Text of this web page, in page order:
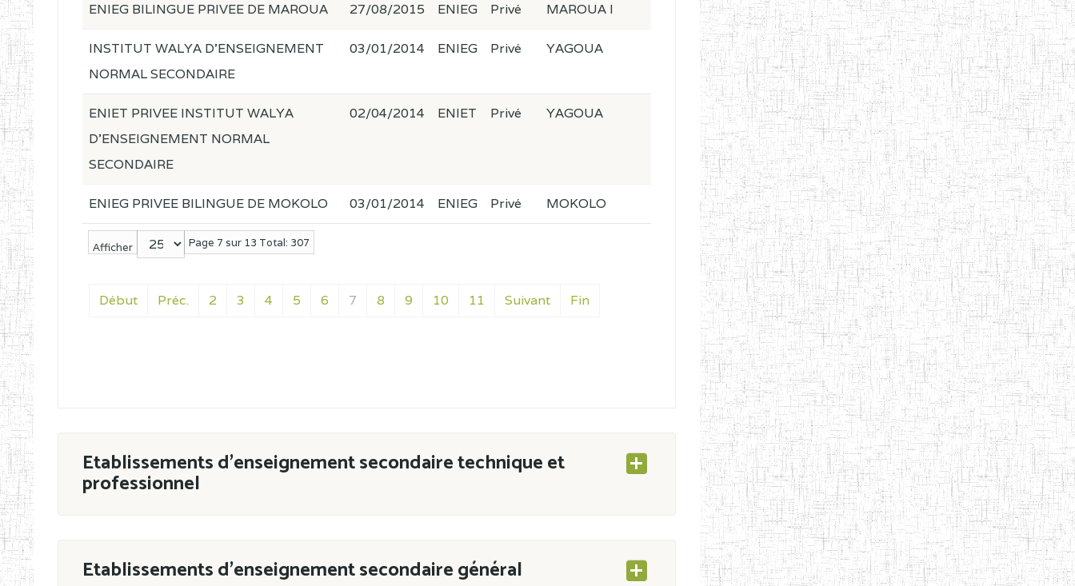
Afficher Page 7 sur 13 Total: 307
Début Préc. 2 3 4 5 6 7 8 9 10 11 Suivant Fin
ENIEG BILINGUE PRIVEE DE MAROUA 27/08/2015 ENIEG Privé MAROUA I
INSTITUT WALYA D'ENSEIGNEMENT
NORMAL SECONDAIRE
03/01/2014 ENIEG Privé YAGOUA
ENIET PRIVEE INSTITUT WALYA
D'ENSEIGNEMENT NORMAL
SECONDAIRE
02/04/2014 ENIET Privé YAGOUA
ENIEG PRIVEE BILINGUE DE MOKOLO 03/01/2014 ENIEG Privé MOKOLO
Etablissements d'enseignement secondaire technique et
professionnel
ESTP
Etablissements d'enseignement secondaire général